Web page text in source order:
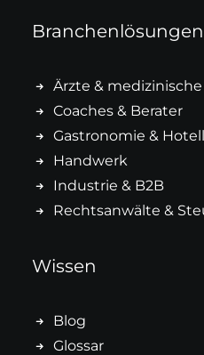
Branchenlösungen
Ärzte & medizinische
Coaches & Berater
Gastronomie &
Handwerk
Industrie & B2B
Rechtsanwälte &
Wissen
Blog
Glossar